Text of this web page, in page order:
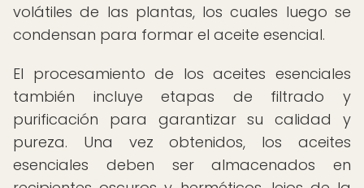
volátiles de las plantas, los cuales luego se
condensan para formar el aceite esencial.
El procesamiento de los aceites esenciales
también incluye etapas de filtrado y
purificación para garantizar su calidad y
pureza. Una vez obtenidos, los aceites
esenciales deben ser almacenados en